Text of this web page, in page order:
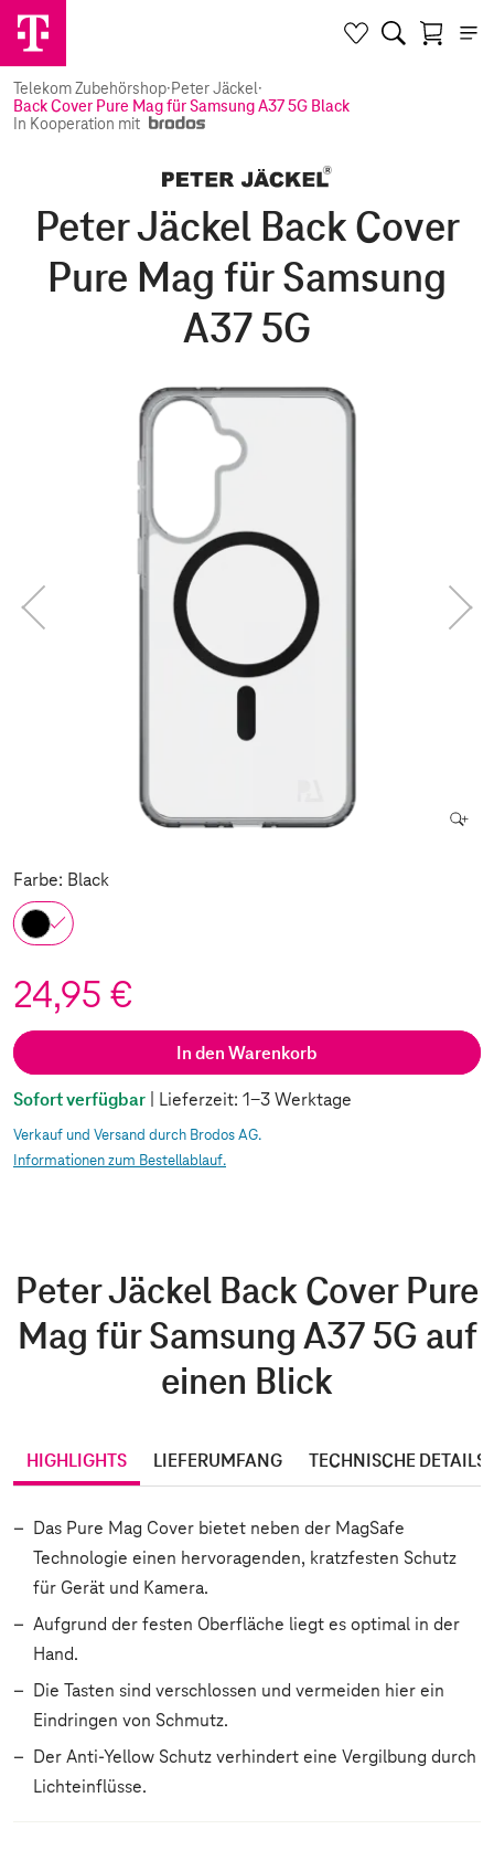
Telekom Zubehörshop·Peter Jäckel·
Back Cover Pure Mag für Samsung A37 5G Black
In Kooperation mit
Peter Jäckel Back Cover
Pure Mag für Samsung
A37 5G
Farbe: Black
24,95 €
In den Warenkorb
Sofort verfügbar | Lieferzeit: 1-3 Werktage
Verkauf und Versand durch Brodos AG.
Informationen zum Bestellablauf.
Peter Jäckel Back Cover Pure
Mag für Samsung A37 5G auf
einen Blick
HIGHLIGHTS LIEFERUMFANG TECHNISCHE DETAILS
Das Pure Mag Cover bietet neben der MagSafe
Technologie einen hervoragenden, kratzfesten Schutz
für Gerät und Kamera.
Aufgrund der festen Oberfläche liegt es optimal in der
Hand.
Die Tasten sind verschlossen und vermeiden hier ein
Eindringen von Schmutz.
Der Anti-Yellow Schutz verhindert eine Vergilbung durch
Lichteinflüsse.